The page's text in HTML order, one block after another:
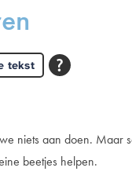
tekst
niets aan doen. Maar
beetjes helpen.